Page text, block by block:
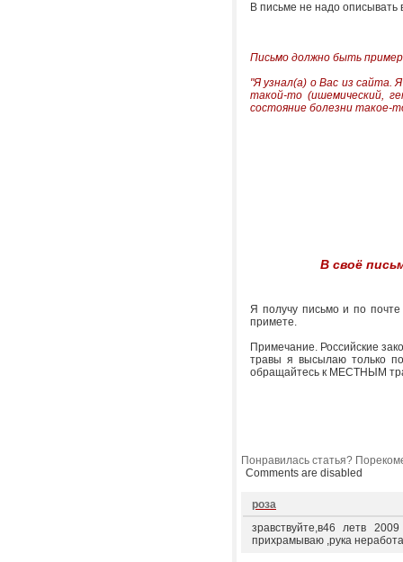
В письме не надо
Письмо должно быть
"Я узнал(а) о Вас из сайта.
такой-то (ишемический,
состояние болезни такое-
В своё
Я получу письмо и по
примете.
Примечание. Российские
травы я высылаю только
обращайтесь к МЕСТНЫМ
Понравилась статья?
Comments are disabled
роза
зравствуйте,в46 летв
прихрамываю ,рука